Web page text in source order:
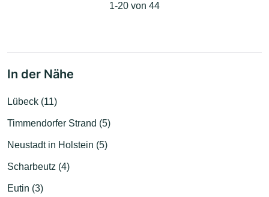
1-20 von 44
In der Nähe
Lübeck (11)
Timmendorfer Strand (5)
Neustadt in Holstein (5)
Scharbeutz (4)
Eutin (3)